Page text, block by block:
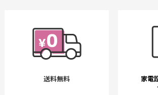
送料無料
家電